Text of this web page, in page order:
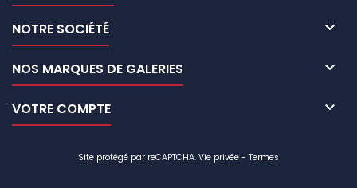
NOTRE SOCIÉTÉ 
NOS MARQUES DE GALERIES 
VOTRE COMPTE 
Site protégé par reCAPTCHA. Vie privée - Termes